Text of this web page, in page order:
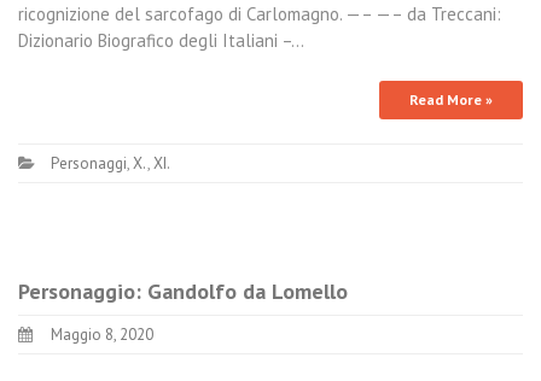
ricognizione del sarcofago di Carlomagno. —– —– da Treccani:
Dizionario Biografico degli Italiani –…
Read More »
Personaggi,X.,XI.
Personaggio: Gandolfo da Lomello
Maggio 8, 2020